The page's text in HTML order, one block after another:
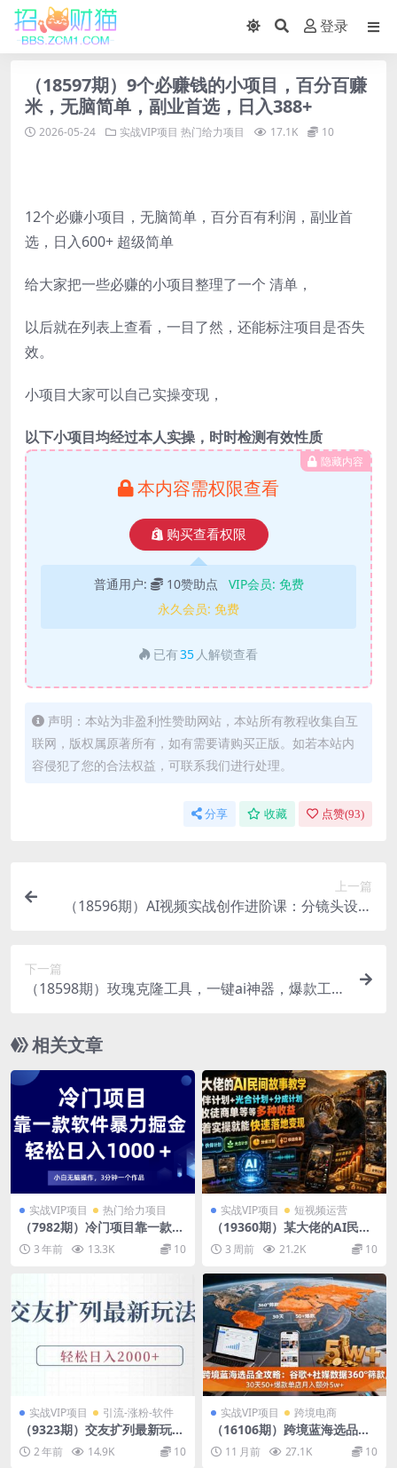
登录
（18597期）9个必赚钱的小项目，百分百赚
米，无脑简单，副业首选，日入388+
2026-05-24 实战VIP项目 热门给力项目 17.1K 10
12个必赚小项目，无脑简单，百分百有利润，副业首
选，日入600+ 超级简单
给大家把一些必赚的小项目整理了一个 清单，
以后就在列表上查看，一目了然，还能标注项目是否失
效。
小项目大家可以自己实操变现，
以下小项目均经过本人实操，时时检测有效性质
隐藏内容
本内容需权限查看
购买查看权限
普通用户: 10赞助点 VIP会员: 免费
永久会员: 免费
已有35 人解锁查看
声明：本站为非盈利性赞助网站，本站所有教程收集自互
联网，版权属原著所有，如有需要请购买正版。如若本站内
容侵犯了您的合法权益，可联系我们进行处理。
分享 收藏 点赞(93)
上一篇
（18596期）AI视频实战创作进阶课：分镜头设计
下一篇
（18598期）玫瑰克隆工具，一键ai神器，爆款工
相关文章
实战VIP项目 热门给力项目
（7982期）冷门项目靠一款软
件，暴力掘金日入1000＋，小
白轻松上手
3 年前 13.3K 10
实战VIP项目 短视频运营
（19360期）某大佬的AI民间
故事教学，伙伴计划+光合计
划+分成计划+收徒商单等多种
变现
3 周前 21.2K 10
实战VIP项目 引流-涨粉-软件
（9323期）交友扩列最新玩
法，加爆微信，轻松日入2000
+ 2 年前 14.9K 10
实战VIP项目 跨境电商
（16106期）跨境蓝海选品全
攻略：谷歌+社媒数据360°筛
款,30天50+爆款单店月入额外
11 月前 27.1K 10